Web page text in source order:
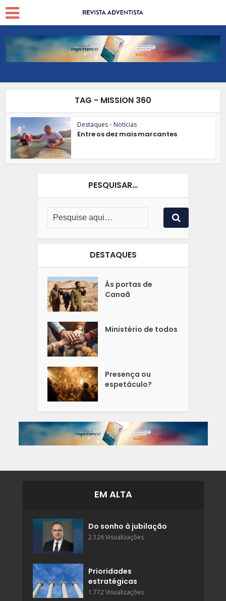
TAG - MISSION 360
Destaques • Notícias
Entre os dez mais marcantes
PESQUISAR…
DESTAQUES
Às portas de
Canaã
Ministério de todos
Presença ou
espetáculo?
EM ALTA
Do sonho à jubilação
2.126 Visualizações
Prioridades
estratégicas
1.772 Visualizações